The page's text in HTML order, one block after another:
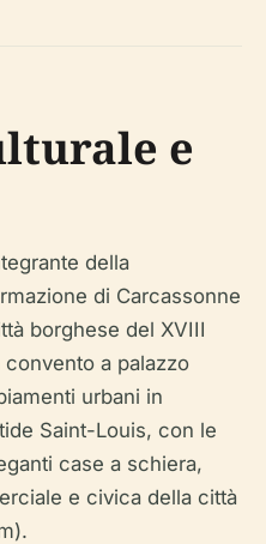
e
della
di Carcassonne
borghese del XVIII
a palazzo
urbani in
Saint-Louis, con le
case a schiera,
e civica della città